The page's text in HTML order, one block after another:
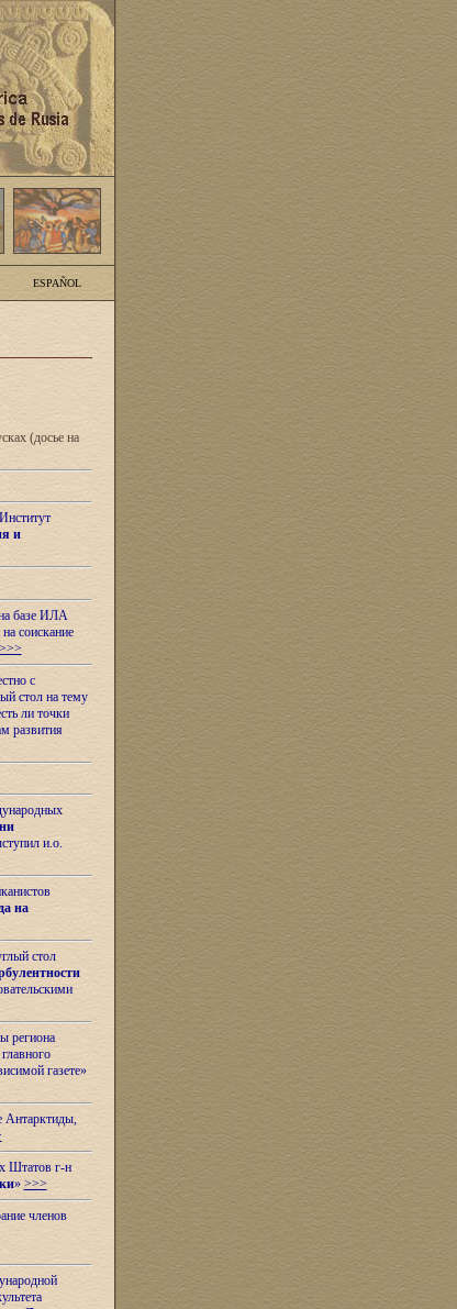
ESPAÑOL
(досье на
и
базе ИЛА
соискание
>>>
с
стол на тему
ли точки
развития
и.о.
на
стол
региона
газете»
Антарктиды,
Штатов г-н
» >>>
членов